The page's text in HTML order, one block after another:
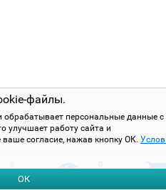
файлы.
персональные данные с
улучшает работу сайта и
согласие, нажав кнопку ОК.
ОК